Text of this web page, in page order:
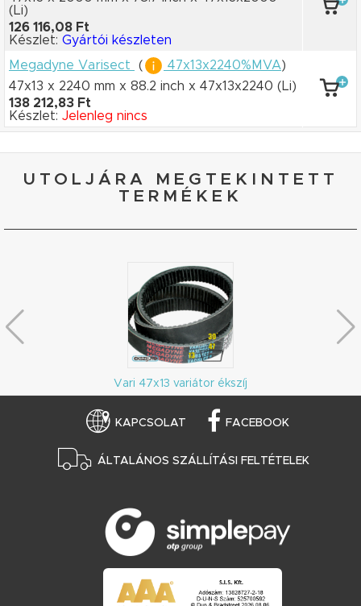
(Li)
126 116,08 Ft
Készlet: Gyártói készleten
Megadyne Varisect
( 47x13x2240%MVA)
47x13 x 2240 mm x 88.2 inch x 47x13x2240 (Li)
138 212,83 Ft
Készlet: Jelenleg nincs
UTOLJÁRA MEGTEKINTETT
TERMÉKEK
Vari 47x13 variátor ékszíj
KAPCSOLAT FACEBOOK
ÁLTALÁNOS SZÁLLÍTÁSI FELTÉTELEK